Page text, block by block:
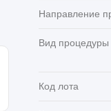
Направление
Вид процедуры
Код лота